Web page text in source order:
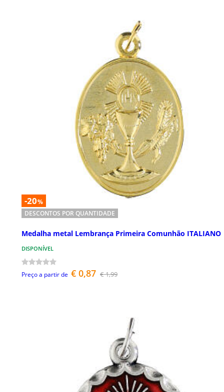
-20%
DESCONTOS POR QUANTIDADE
Medalha metal Lembrança Primeira Comunhão ITALIANO
DISPONÍVEL
Preço a partir de € 0,87 € 1,99